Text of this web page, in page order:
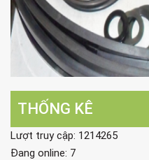
THỐNG KÊ
Lượt truy cập: 1214265
Đang online: 7